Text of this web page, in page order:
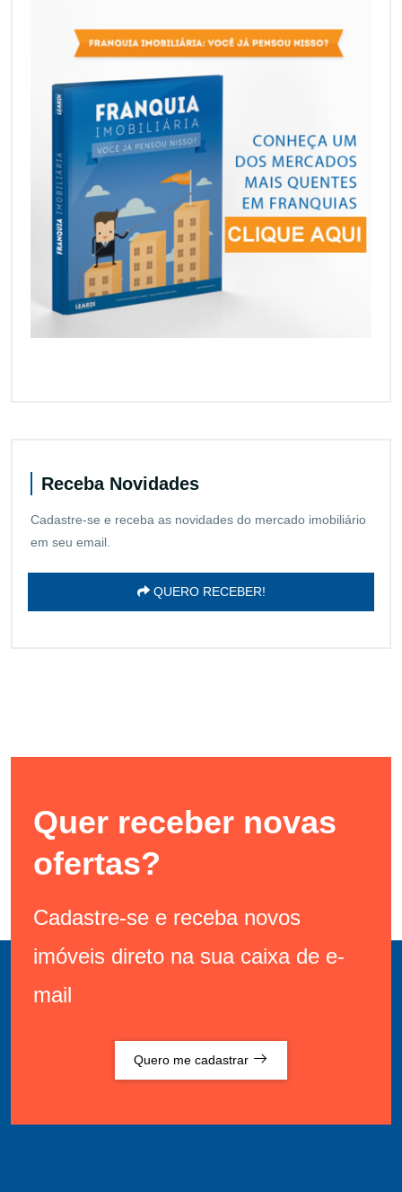
Receba Novidades
Cadastre-se e receba as novidades do mercado imobiliário
em seu email.
QUERO RECEBER!
Quer receber novas
ofertas?
Cadastre-se e receba novos
imóveis direto na sua caixa de e-
mail
Quero me cadastrar